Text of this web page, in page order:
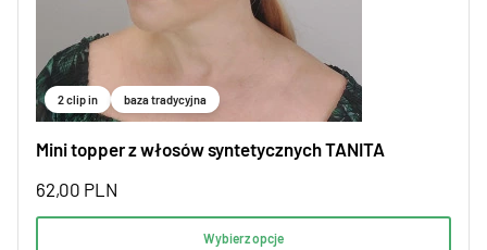
2 clip in baza tradycyjna
Mini topper z włosów syntetycznych TANITA
62,00 PLN
Wybierz opcje